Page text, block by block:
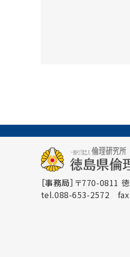
［事務局］ 〒770-0811
tel.088-653-2572